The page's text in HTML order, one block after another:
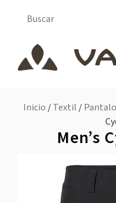
Inicio /Textil /
Men’s